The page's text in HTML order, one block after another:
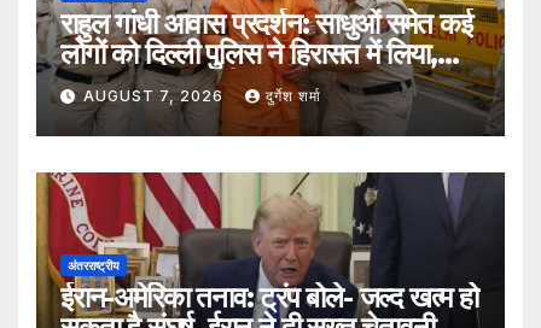
राहुल गांधी आवास प्रदर्शन: साधुओं समेत कई
लोगों को दिल्ली पुलिस ने हिरासत में लिया,
सुरक्षा व्यवस्था कड़ी
AUGUST 7, 2026 दुर्गेश शर्मा
अंतरराष्ट्रीय
ईरान-अमेरिका तनाव: ट्रंप बोले- जल्द खत्म हो